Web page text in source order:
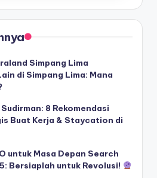
Simpang Lima
di Simpang Lima: Mana
8 Rekomendasi
Buat Kerja & Staycation di
untuk Masa Depan Search
Bersiaplah untuk Revolusi!